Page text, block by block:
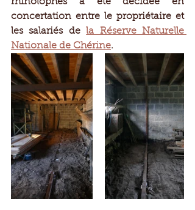
concertation entre le propriétaire et
les salariés de la Réserve Naturelle
Nationale de Chérine.